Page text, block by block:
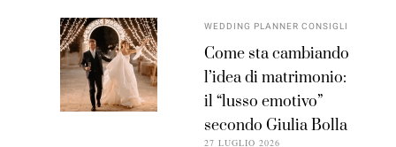
WEDDING PLANNER CONSIGLI
Come sta cambiando
l’idea di matrimonio:
il “lusso emotivo”
secondo Giulia Bolla
27 LUGLIO 2026